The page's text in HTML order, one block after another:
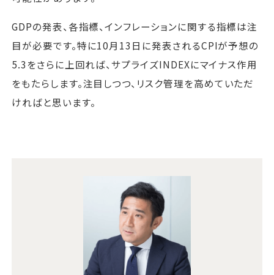
GDPの発表、各指標、インフレーションに関する指標は注
目が必要です。特に10月13日に発表されるCPIが予想の
5.3をさらに上回れば、サプライズINDEXにマイナス作用
をもたらします。注目しつつ、リスク管理を高めていただ
ければと思います。